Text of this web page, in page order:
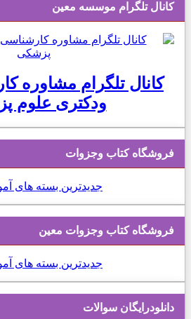
کانال تلگرام موسسه معین
کانال تلگرام مشاوره
ودکتری علوم
فروشگاه کتاب وجزوات
جدیدترین بسته های
فروشگاه کتاب وجزوات معین
جدیدترین بسته های
دانلودرایگان سوالات